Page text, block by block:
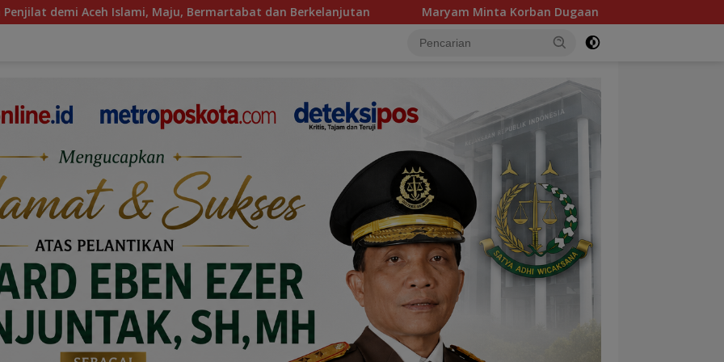
Maju, Bermartabat dan Berkelanjutan Maryam Minta Korban Dugaan Pelecehan Guru di SMKN Bangka Barat